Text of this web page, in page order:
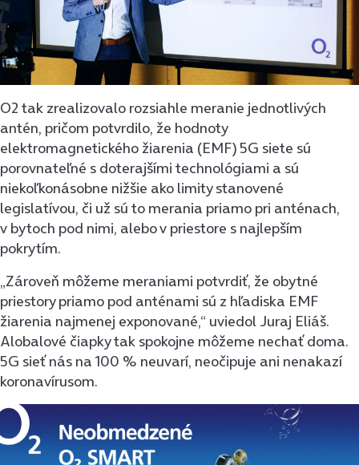
O2 tak zrealizovalo rozsiahle meranie jednotlivých
antén, pričom potvrdilo, že hodnoty
elektromagnetického žiarenia (EMF) 5G siete sú
porovnateľné s doterajšími technológiami a sú
niekoľkonásobne nižšie ako limity stanovené
legislatívou, či už sú to merania priamo pri anténach,
v bytoch pod nimi, alebo v priestore s najlepším
pokrytím.
„Zároveň môžeme meraniami potvrdiť, že obytné
priestory priamo pod anténami sú z hľadiska EMF
žiarenia najmenej exponované,“ uviedol Juraj Eliáš.
Alobalové čiapky tak spokojne môžeme nechať doma.
5G sieť nás na 100 % neuvarí, neočipuje ani nenakazí
koronavírusom.